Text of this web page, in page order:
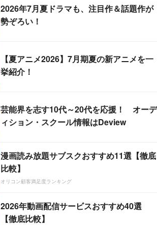
2026年7月夏ドラマも、注目作＆話題作が
勢ぞろい！
【夏アニメ2026】7月期夏の新アニメを一
挙紹介！
芸能界を志す10代～20代を応援！ オーデ
ィション・スクール情報はDeview
漫画読み放題サブスクおすすめ11選【徹底
比較】
オリコン顧客満足度ランキング
2026年動画配信サービスおすすめ40選
【徹底比較】